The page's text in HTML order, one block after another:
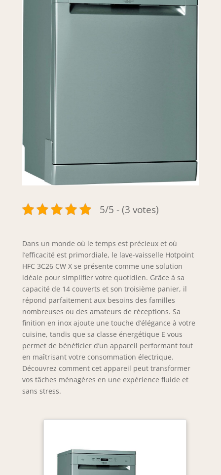
5/5 - (3 votes)
Dans un monde où le temps est précieux et où
l’efficacité est primordiale, le lave-vaisselle Hotpoint
HFC 3C26 CW X se présente comme une solution
idéale pour simplifier votre quotidien. Grâce à sa
capacité de 14 couverts et son troisième panier, il
répond parfaitement aux besoins des familles
nombreuses ou des amateurs de réceptions. Sa
finition en inox ajoute une touche d’élégance à votre
cuisine, tandis que sa classe énergétique E vous
permet de bénéficier d’un appareil performant tout
en maîtrisant votre consommation électrique.
Découvrez comment cet appareil peut transformer
vos tâches ménagères en une expérience fluide et
sans stress.